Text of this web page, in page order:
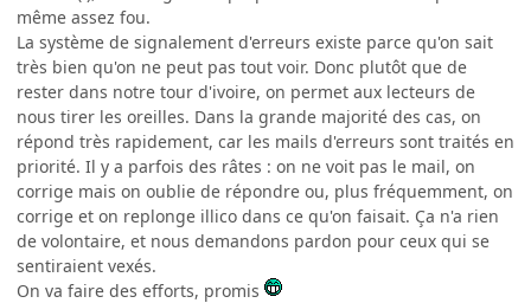
même assez fou.
La système de signalement d'erreurs existe parce qu'on sait
très bien qu'on ne peut pas tout voir. Donc plutôt que de
rester dans notre tour d'ivoire, on permet aux lecteurs de
nous tirer les oreilles. Dans la grande majorité des cas, on
répond très rapidement, car les mails d'erreurs sont traités en
priorité. Il y a parfois des râtes : on ne voit pas le mail, on
corrige mais on oublie de répondre ou, plus fréquemment, on
corrige et on replonge illico dans ce qu'on faisait. Ça n'a rien
de volontaire, et nous demandons pardon pour ceux qui se
sentiraient vexés.
On va faire des efforts, promis